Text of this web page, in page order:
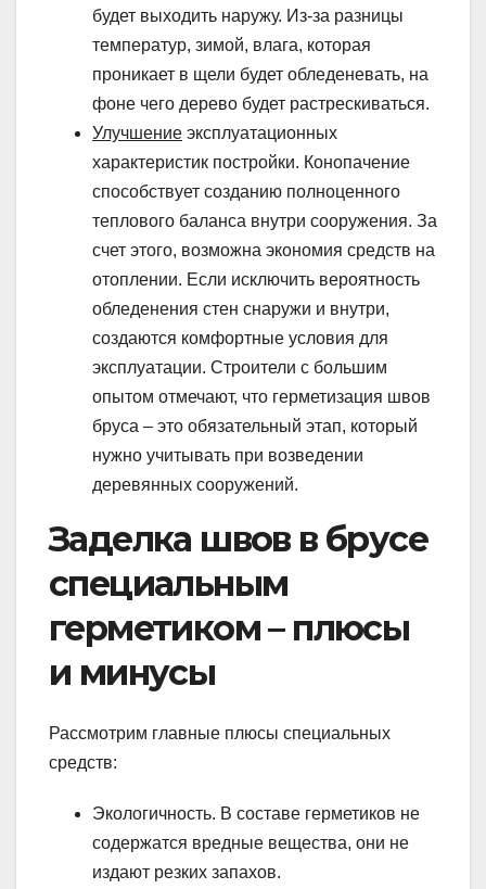
будет выходить наружу. Из-за разницы
температур, зимой, влага, которая
проникает в щели будет обледеневать, на
фоне чего дерево будет растрескиваться.
Улучшение эксплуатационных
характеристик постройки. Конопачение
способствует созданию полноценного
теплового баланса внутри сооружения. За
счет этого, возможна экономия средств на
отоплении. Если исключить вероятность
обледенения стен снаружи и внутри,
создаются комфортные условия для
эксплуатации. Строители с большим
опытом отмечают, что герметизация швов
бруса – это обязательный этап, который
нужно учитывать при возведении
деревянных сооружений.
Заделка швов в брусе
специальным
герметиком – плюсы
и минусы
Рассмотрим главные плюсы специальных
средств:
Экологичность. В составе герметиков не
содержатся вредные вещества, они не
издают резких запахов.